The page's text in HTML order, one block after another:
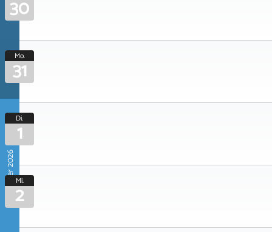
30
Mo.
31
September 2026
Di.
1
Mi.
2